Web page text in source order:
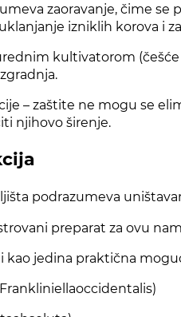
zaoravanje, čime
izniklih korova i
kultivatorom
– zaštite ne mogu se
njihovo širenje.
podrazumeva
preparat za ovu
kao jedina praktična